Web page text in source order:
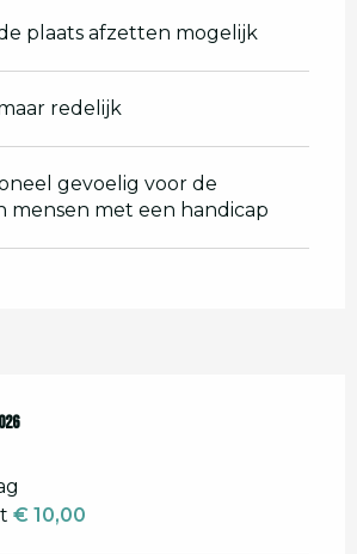
plaats afzetten mogelijk
redelijk
gevoelig voor de
mensen met een handicap
september 2026
€ 10,00